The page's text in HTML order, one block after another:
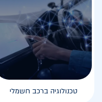
טכנולוגיה ברכב חשמלי